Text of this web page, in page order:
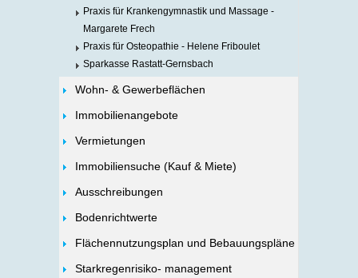
Praxis für Krankengymnastik und Massage -
Margarete Frech
Praxis für Osteopathie - Helene Friboulet
Sparkasse Rastatt-Gernsbach
Wohn- & Gewerbeflächen
Immobilienangebote
Vermietungen
Immobiliensuche (Kauf & Miete)
Ausschreibungen
Bodenrichtwerte
Flächennutzungsplan und Bebauungspläne
Starkregenrisiko- management